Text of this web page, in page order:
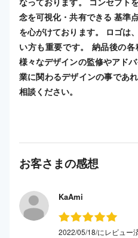
念を可視化・共有できる 基準
を心がけております。 ロゴは
い方も重要です。 納品後の各
様々なデザインの監修やアド
業に関わるデザインの事であ
相談ください。
お客さまの感想
KaAmi
2022/05/18/にレビュー